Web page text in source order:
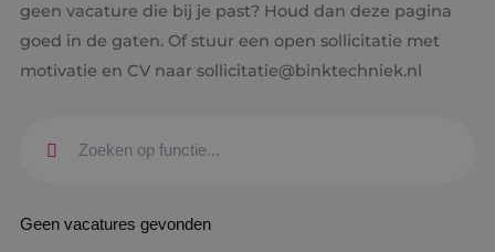
geen vacature die bij je past? Houd dan deze pagina
goed in de gaten. Of stuur een open sollicitatie met
motivatie en CV naar sollicitatie@binktechniek.nl
Geen vacatures gevonden